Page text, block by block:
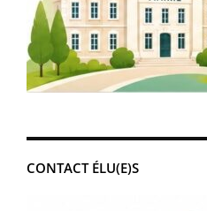
CONTACT ÉLU(E)S